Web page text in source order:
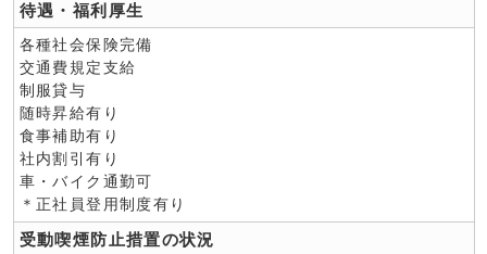
待遇・福利厚生
各種社会保険完備
交通費規定支給
制服貸与
随時昇給有り
食事補助有り
社内割引有り
車・バイク通勤可
＊正社員登用制度有り
受動喫煙防止措置の状況